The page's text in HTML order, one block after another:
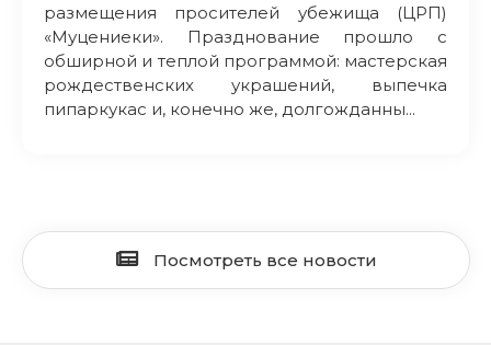
размещения просителей убежища (ЦРП)
«Муцениеки». Празднование прошло с
обширной и теплой программой: мастерская
рождественских украшений, выпечка
пипаркукас и, конечно же, долгожданны...
Посмотреть все новости